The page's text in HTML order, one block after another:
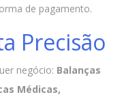
de pagamento.
Precisão
negócio: Balanças
Médicas,